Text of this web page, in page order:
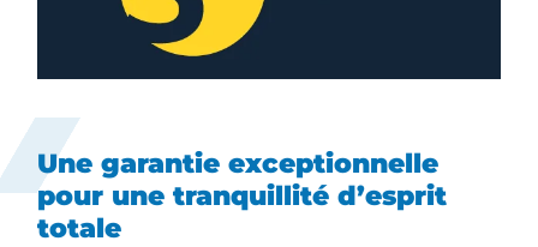
Une garantie exceptionnelle
pour une tranquillité d’esprit
totale